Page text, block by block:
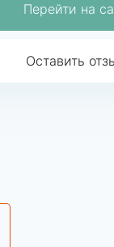
Перейти на
Оставить